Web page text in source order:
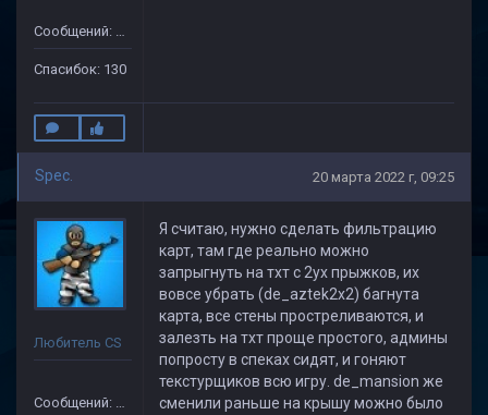
Сообщений: 632
Спасибок: 130
Spec. 20 марта 2022 г, 09:25
Любитель CS
Сообщений: 75
Я считаю, нужно сделать фильтрацию
карт, там где реально можно
запрыгнуть на тхт с 2ух прыжков, их
вовсе убрать (de_aztek2x2) багнута
карта, все стены простреливаются, и
залезть на тхт проще простого, админы
попросту в спеках сидят, и гоняют
текстурщиков всю игру. de_mansion же
сменили раньше на крышу можно было